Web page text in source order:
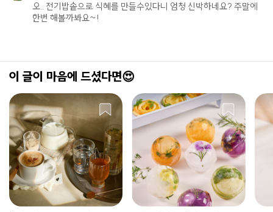
오.. 전기밥솥으로 식혜를 만들수있다니 엄청 신박하네요? 주말에
한번 해볼까봐요~!
이 글이 마음에 드셨다면😍